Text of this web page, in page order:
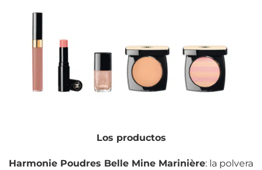
Los productos
Harmonie Poudres Belle Mine Marinière: la polvera